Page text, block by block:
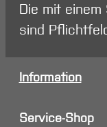
Die mit
sind
Information
Service-Shop